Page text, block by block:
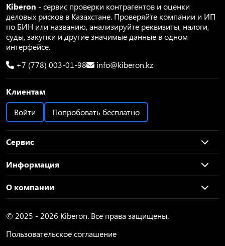
Kiberon - сервис проверки контрагентов и оценки
деловых рисков в Казахстане. Проверяйте компании и ИП
по БИН или названию, анализируйте реквизиты, налоги,
суды, закупки и другие значимые данные в одном
интерфейсе.
+7 (778) 003-01-98
info@kiberon.kz
Клиентам
Войти
Попробовать бесплатно
Сервис
Информация
О компании
© 2025 - 2026 Kiberon. Все права защищены.
Пользовательское соглашение